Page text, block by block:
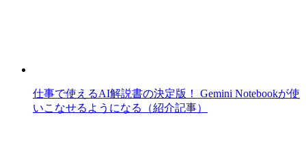
仕事で使えるAI解説書の決定版！ Gemini Notebookが使
いこなせるようになる（紹介記事）